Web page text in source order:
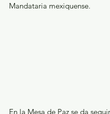
Mandataria mexiquense.
En la Mesa de Paz se da